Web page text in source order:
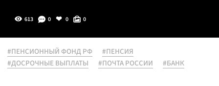
613 0 0 0
#ПЕНСИОННЫЙ ФОНД РФ
#ПЕНСИЯ
#ДОСРОЧНЫЕ ВЫПЛАТЫ
#ПОЧТА РОССИИ #БАНК